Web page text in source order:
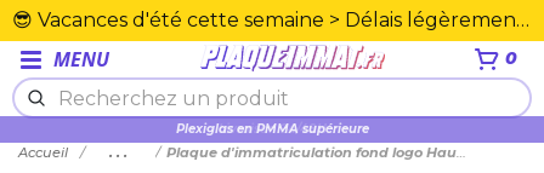
😎 Vacances d'été cette semaine > Délais légèrement rallongés. Merci☀️
MENU 0
Plexiglas en PMMA supérieure
Accueil ... Plaque d'immatriculation fond logo Haut-Rhin 68